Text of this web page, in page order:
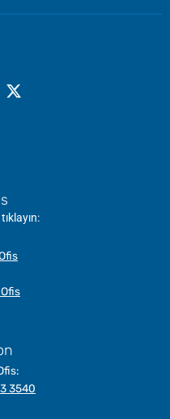
twitter
3540